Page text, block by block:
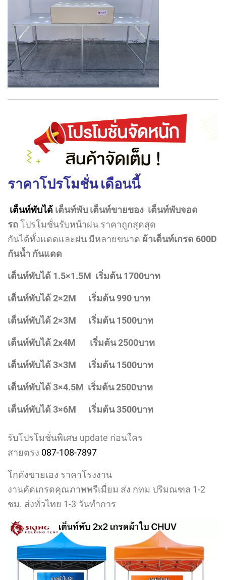
ราคาโปรโมชั่น เดือนนี้
เต็นท์พับได้ เต็นท์พับ เต็นท์ขายของ เต็นท์พับจอด
รถโปรโมชั่นรับหน้าฝน ราคาถูกสุดสุด
กันได้ทั้งแดดและฝน มีหลายขนาด ผ้าเต็นท์เกรด 600D
กันน้ำ กันแดด
เต็นท์พับได้ 1.5×1.5M เริ่มต้น 1700บาท
เต็นท์พับได้ 2×2M เริ่มต้น 990 บาท
เต็นท์พับได้ 2×3M เริ่มต้น 1500บาท
เต็นท์พับได้ 2x4M เริ่มต้น2500บาท
เต็นท์พับได้ 3×3M เริ่มต้น 1500บาท
เต็นท์พับได้ 3×4.5M เริ่มต้น 2500บาท
เต็นท์พับได้ 3×6M เริ่มต้น 3500บาท
รับโปรโมชั่นพิเศษ update ก่อนใคร
สายตรง 087-108-7897
โกดังขายเอง ราคาโรงงาน
งานคัดเกรดคุณภาพพรีเมื่ยม ส่ง กทม ปริมณฑล 1-2
ชม. ส่งทั่วไทย 1-3 วันทำการ